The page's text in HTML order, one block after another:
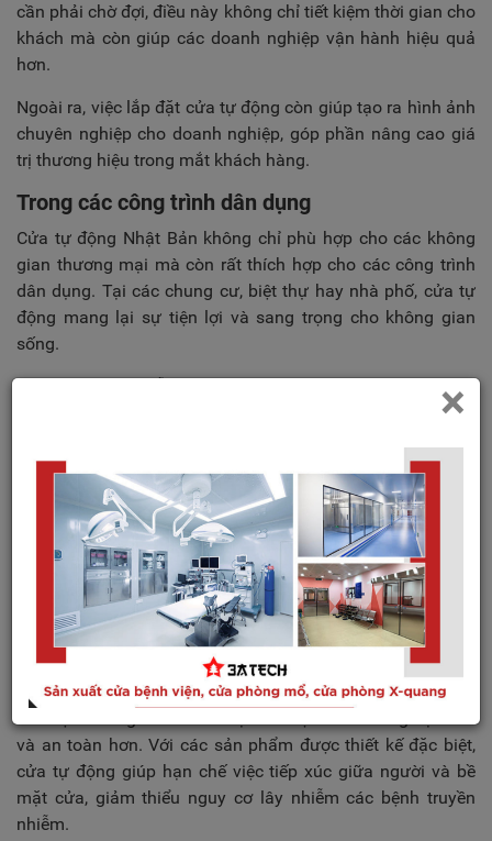
cần phải chờ đợi, điều này không chỉ tiết kiệm thời gian cho
khách mà còn giúp các doanh nghiệp vận hành hiệu quả
hơn.
Ngoài ra, việc lắp đặt cửa tự động còn giúp tạo ra hình ảnh
chuyên nghiệp cho doanh nghiệp, góp phần nâng cao giá
trị thương hiệu trong mắt khách hàng.
Trong các công trình dân dụng
Cửa tự động Nhật Bản không chỉ phù hợp cho các không
gian thương mại mà còn rất thích hợp cho các công trình
dân dụng. Tại các chung cư, biệt thự hay nhà phố, cửa tự
động mang lại sự tiện lợi và sang trọng cho không gian
sống.
Chúng ta có thể dễ dàng thấy được sự hiện đại của cửa tự
động trong các dự án bất động sản cao cấp. Không chỉ vậy,
hoặc khuyết tật, giúp họ dễ dàng ra vào mà không gặp khó
Đặc biệt, với sự phát triển của công nghệ, nhiều sản phẩm
cửa tự động Nhật Bản hiện nay còn được tích hợp hệ thống
điều khiển thông minh, cho phép người dùng kiểm soát cửa
thông qua smartphone hoặc tablet.
Trong các bệnh viện và cơ sở y tế
Trong các cơ sở y tế, cửa tự động Nhật Bản không chỉ giúp
tiết kiệm thời gian mà còn tạo ra một môi trường sạch sẽ
và an toàn hơn. Với các sản phẩm được thiết kế đặc biệt,
cửa tự động giúp hạn chế việc tiếp xúc giữa người và bề
mặt cửa, giảm thiểu nguy cơ lây nhiễm các bệnh truyền
nhiễm.
×